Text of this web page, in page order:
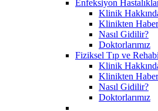
Enfeksiyon
Klinik
Klinikten
Nasıl Gidilir?
Doktorlarımız
Fiziksel Tıp ve
Klinik
Klinikten
Nasıl Gidilir?
Doktorlarımız